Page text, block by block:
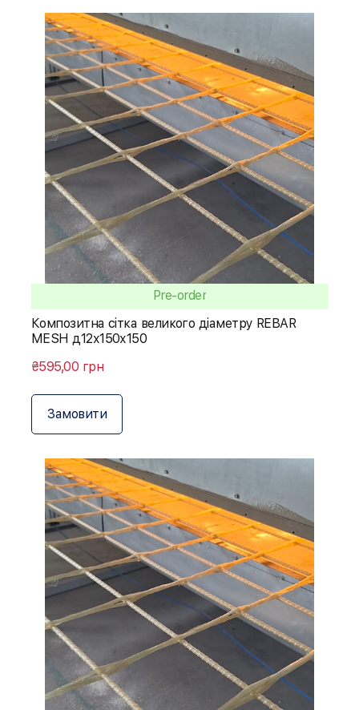
Pre-order
Композитна сітка великого діаметру REBAR
MESH д12х150х150
₴595,00 грн
Замовити